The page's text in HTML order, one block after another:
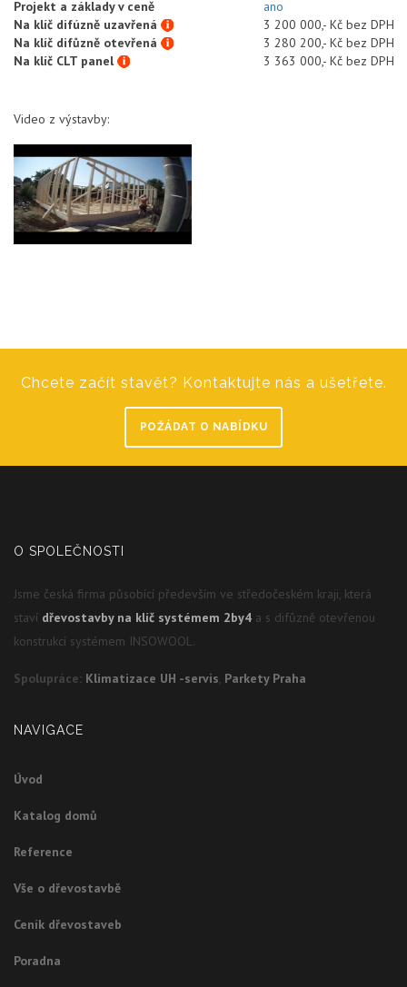
Projekt a základy v ceně
ano
Na klíč difúzně uzavřená
3 200 000,- Kč bez DPH
Na klíč difůzně otevřená
3 280 200,- Kč bez DPH
Na klíč CLT panel
3 363 000,- Kč bez DPH
Video z výstavby:
Chcete začít stavět? Kontaktujte nás a ušetřete.
POŽÁDAT O NABÍDKU
O SPOLEČNOSTI
Jsme česká firma působící především ve středočeském kraji, která
staví dřevostavby na klíč systémem 2by4 a s difůzně otevřenou
konstrukcí systémem INSOWOOL.
Spolupráce: Klimatizace UH -servis, Parkety Praha
NAVIGACE
Úvod
Katalog domů
Reference
Vše o dřevostavbě
Ceník dřevostaveb
Poradna